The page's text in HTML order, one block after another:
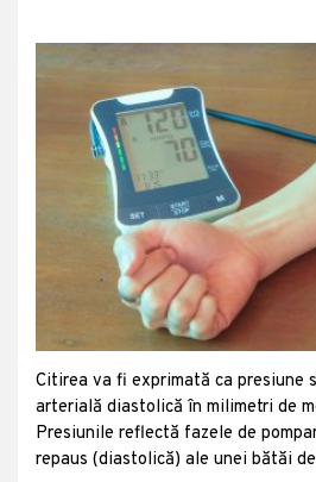
Citirea va fi exprimată ca presiune
arterială diastolică în milimetri de
Presiunile reflectă fazele de
repaus (diastolică) ale unei bătăi